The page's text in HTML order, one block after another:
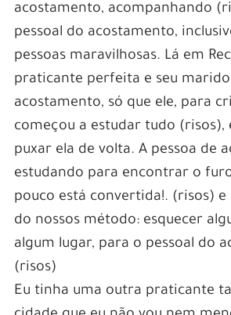
acostamento, acompanhando
pessoal do acostamento,
pessoas maravilhosas. Lá em
praticante perfeita e seu
acostamento, só que ele, para
começou a estudar tudo (risos),
puxar ela de volta. A pessoa de
estudando para encontrar o
pouco está convertida!. (risos) e
do nossos método: esquecer
algum lugar, para o pessoal do
(risos)
Eu tinha uma outra praticante